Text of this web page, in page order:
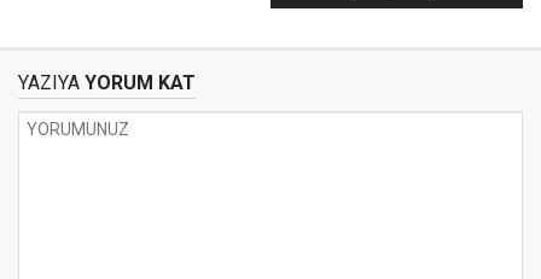
müdafaasından
YAZIYA YORUM KAT